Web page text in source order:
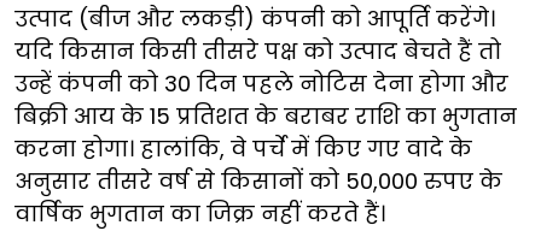
उत्पाद (बीज और लकड़ी) कंपनी को आपूर्ति करेंगे।
यदि किसान किसी तीसरे पक्ष को उत्पाद बेचते हैं तो
उन्हें कंपनी को 30 दिन पहले नोटिस देना होगा और
बिक्री आय के 15 प्रतिशत के बराबर राशि का भुगतान
करना होगा। हालांकि, वे पर्चे में किए गए वादे के
अनुसार तीसरे वर्ष से किसानों को 50,000 रुपए के
वार्षिक भुगतान का जिक्र नहीं करते हैं।